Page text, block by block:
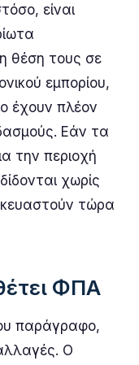
είναι
θέση τους σε
εμπορίου,
έχουν πλέον
Εάν τα
την περιοχή
χωρίς
τώρα
ΦΠΑ
παράγραφο,
Ο